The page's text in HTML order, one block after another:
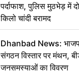
पर्दाफाश, पुलिस मुठभेड़ में
किलो चांदी बरामद
Dhanbad News:
संगठन विस्तार पर मंथन,
जनसमस्याओं का विवरण